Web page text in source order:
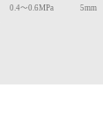
0.4～0.6MPa 5mm